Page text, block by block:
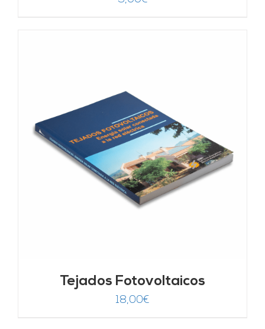
Tejados Fotovoltaicos
18,00€